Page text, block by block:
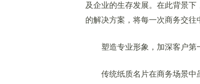
及企业的生存发展。在此背景
的解决方案，将每一次商务交往
塑造专业形象，加深客户第
传统纸质名片在商务场景中